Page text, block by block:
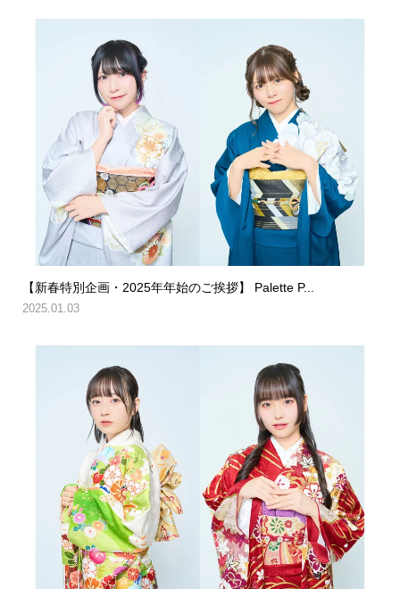
【新春特別企画・2025年年始のご挨拶】 Palette P...
2025.01.03